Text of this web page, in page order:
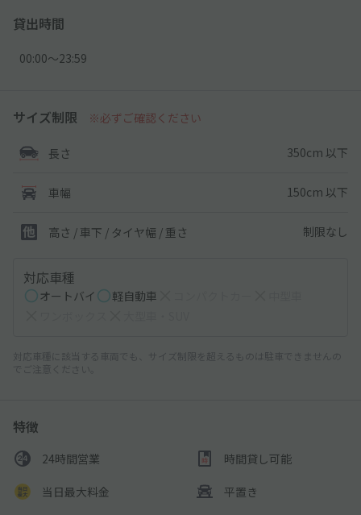
貸出時間
00:00〜23:59
サイズ制限 ※必ずご確認ください
長さ 350cm 以下
車幅 150cm 以下
高さ / 車下 / タイヤ幅 / 重さ 制限なし
対応車種
オートバイ 軽自動車
対応車種に該当する車両でも、サイズ制限を超えるものは駐車できませんの
でご注意ください。
特徴
24時間営業 時間貸し可能
当日最大料金 平置き